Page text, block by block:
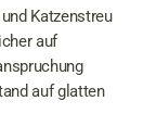
Katzenstreu
auf
auf glatten